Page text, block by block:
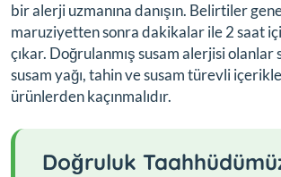
bir alerji uzmanına danışın. Belirtiler
maruziyetten sonra dakikalar ile 2 saat
çıkar. Doğrulanmış susam alerjisi olanlar
susam yağı, tahin ve susam türevli
ürünlerden kaçınmalıdır.
Doğruluk